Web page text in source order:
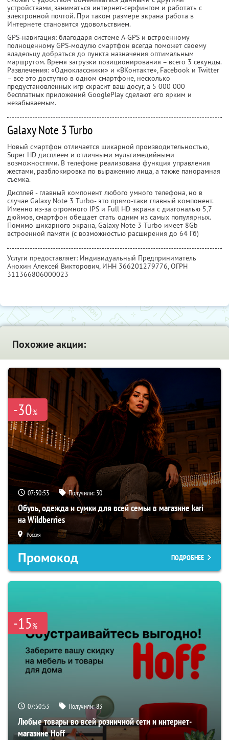
устройствами, заниматься интернет-серфингом и работать с
электронной почтой. При таком размере экрана работа в
Интернете становится удовольствием.
GPS-навигация: благодаря системе A-GPS и встроенному
полноценному GPS-модулю смартфон всегда поможет своему
владельцу добраться до пункта назначения оптимальным
маршрутом. Время загрузки позиционирования – всего 3 секунды.
Развлечения: «Одноклассники» и «ВКонтакте», Facebook и Twitter
– все это доступно в одном смартфоне, несколько
предустановленных игр скрасит ваш досуг, а 5 000 000
бесплатных приложений GooglePlay сделают его ярким и
незабываемым.
Galaxy Note 3 Turbo
Новый смартфон отличается шикарной производительностью,
Super HD дисплеем и отличными мультимедийными
возможностями. В телефоне реализована функция управления
жестами, разблокировка по выражению лица, а также панорамная
съемка.
Дисплей - главный компонент любого умного телефона, но в
случае Galaxy Note 3 Turbo- это прямо-таки главный компонент.
Именно из-за огромного IPS и Full HD экрана с диагональю 5,7
дюймов, смартфон обещает стать одним из самых популярных.
Помимо шикарного экрана, Galaxy Note 3 Turbo имеет 8Gb
встроенной памяти (с возможностью расширения до 64 Гб)
Услуги предоставляет: Индивидуальный Предприниматель
Анохин Алексей Викторович, ИНН 366201279776, ОГРН
311366806000023
Похожие акции:
-30%
07:50:52 Получили: 30
Обувь, одежда и сумки для всей семьи в магазине kari
на Wildberries
Россия
Промокод ПОДРОБНЕЕ
-15%
07:50:52 Получили:83
Любые товары во всей розничной сети и интернет-
магазине Hoff